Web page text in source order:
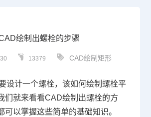
绘制出螺栓的步骤
13379 CAD绘制矩形
设计一个螺栓，该如何绘制螺栓平
们就来看看CAD绘制出螺栓的方
可以掌握这些简单的基础知识。